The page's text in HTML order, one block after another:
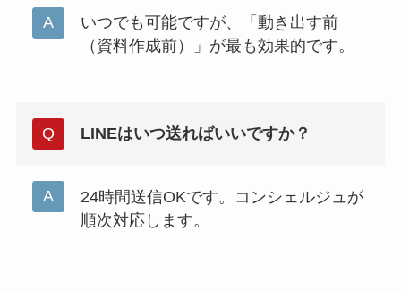
いつでも可能ですが、「動き出す前
（資料作成前）」が最も効果的です。
LINEはいつ送ればいいですか？
24時間送信OKです。コンシェルジュが
順次対応します。